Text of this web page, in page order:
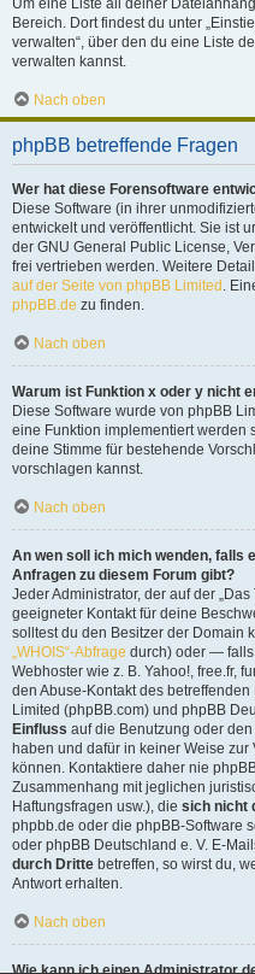
Um eine Liste all deiner
Bereich. Dort findest du unter
verwalten“, über den du eine Liste
verwalten kannst.
Nach oben
phpBB betreffende Fragen
Wer hat diese Forensoftware
Diese Software (in ihrer
entwickelt und veröffentlicht. Sie ist
der GNU General Public License,
frei vertrieben werden. Weitere
auf der Seite von phpBB Limited .
phpBB.de zu finden.
Nach oben
Warum ist Funktion x oder y nicht
Diese Software wurde von phpBB
eine Funktion implementiert werden
deine Stimme für bestehende
vorschlagen kannst.
Nach oben
An wen soll ich mich wenden, falls
Anfragen zu diesem Forum gibt?
Jeder Administrator, der auf der
geeigneter Kontakt für deine
solltest du den Besitzer der Domain
„WHOIS“-Abfrage durch) oder — falls
Webhoster wie z. B. Yahoo!, free.fr,
den Abuse-Kontakt des
Limited (phpBB.com) und phpBB
Einfluss auf die Benutzung oder
haben und dafür in keiner Weise
können. Kontaktiere daher nie
Zusammenhang mit jeglichen
Haftungsfragen usw.), die sich nicht
phpbb.de oder die phpBB-Software
oder phpBB Deutschland e. V. E-
durch Dritte betreffen, so wirst du,
Antwort erhalten.
Nach oben
Wie kann ich einen Administrator